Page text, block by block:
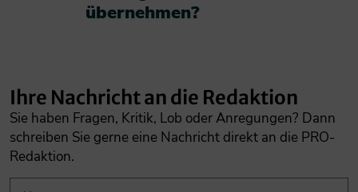
übernehmen?​
Ihre Nachricht an die Redaktion
Sie haben Fragen, Kritik, Lob oder Anregungen? Dann
schreiben Sie gerne eine Nachricht direkt an die PRO-
Redaktion.